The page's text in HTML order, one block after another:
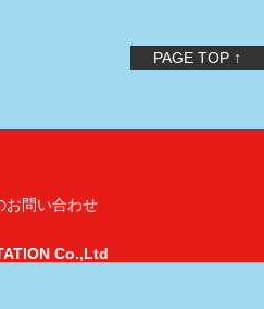
PAGE TOP ↑
お問い合わせ
Co.,Ltd